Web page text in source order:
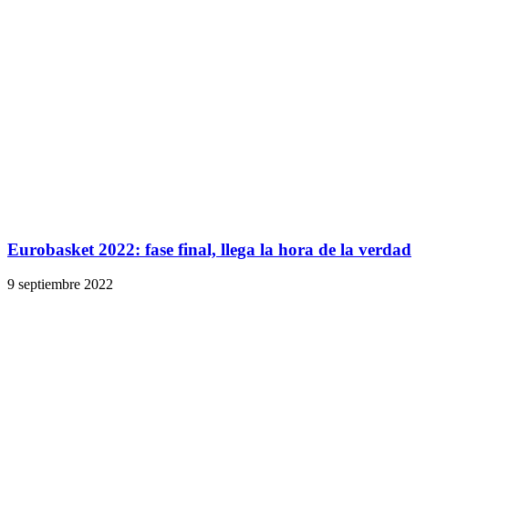
Eurobasket 2022: fase final, llega la hora de la verdad
9 septiembre 2022